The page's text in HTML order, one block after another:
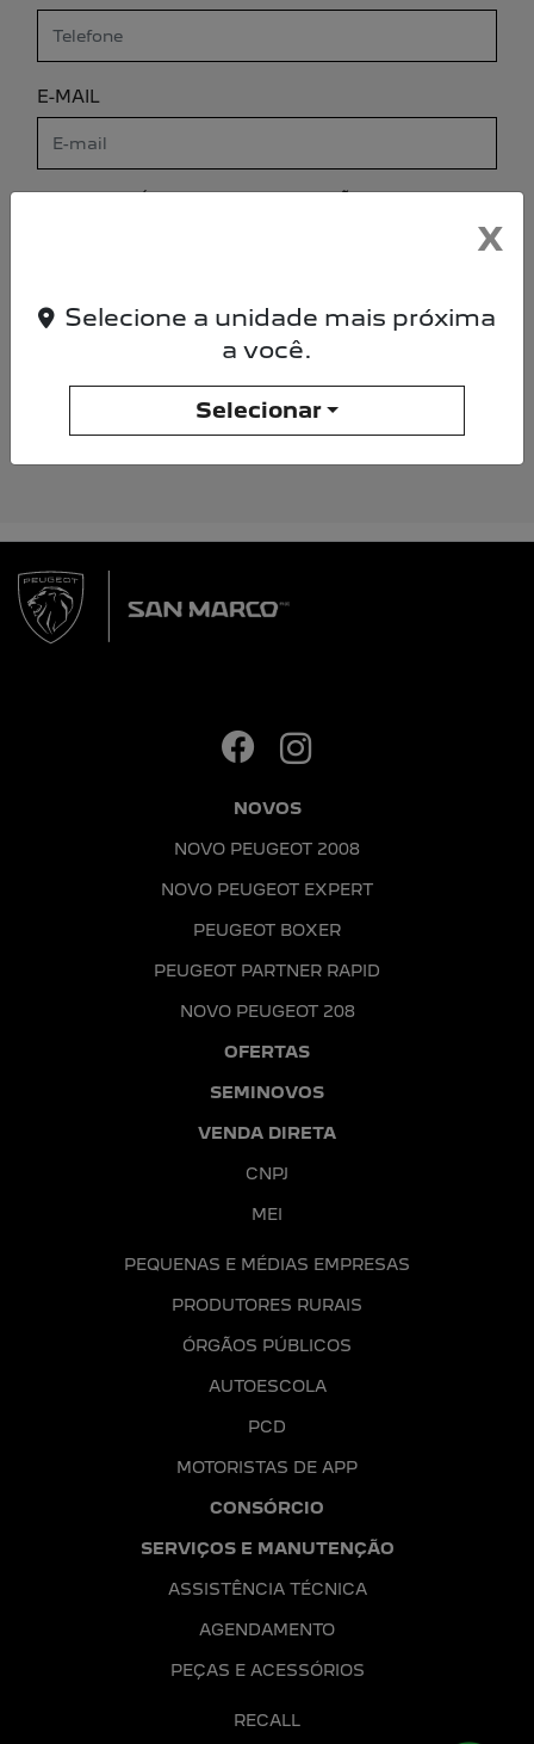
E-MAIL
Declaro que li e concordo com os termos da
Política de Privacidade
ENTRAR EM CONTATO
NOVOS
NOVO PEUGEOT 2008
NOVO PEUGEOT EXPERT
PEUGEOT BOXER
PEUGEOT PARTNER RAPID
NOVO PEUGEOT 208
OFERTAS
SEMINOVOS
VENDA DIRETA
CNPJ
MEI
PEQUENAS E MÉDIAS EMPRESAS
PRODUTORES RURAIS
ÓRGÃOS PÚBLICOS
AUTOESCOLA
PCD
MOTORISTAS DE APP
CONSÓRCIO
SERVIÇOS E MANUTENÇÃO
ASSISTÊNCIA TÉCNICA
AGENDAMENTO
PEÇAS E ACESSÓRIOS
RECALL
X
Selecione a unidade mais próxima
a você.
Selecionar